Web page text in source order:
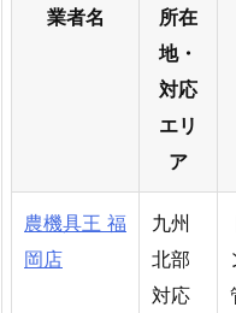
業者名
所在
地・
対応
エリ
ア
農機具王 福
岡店
九州
北部
対応